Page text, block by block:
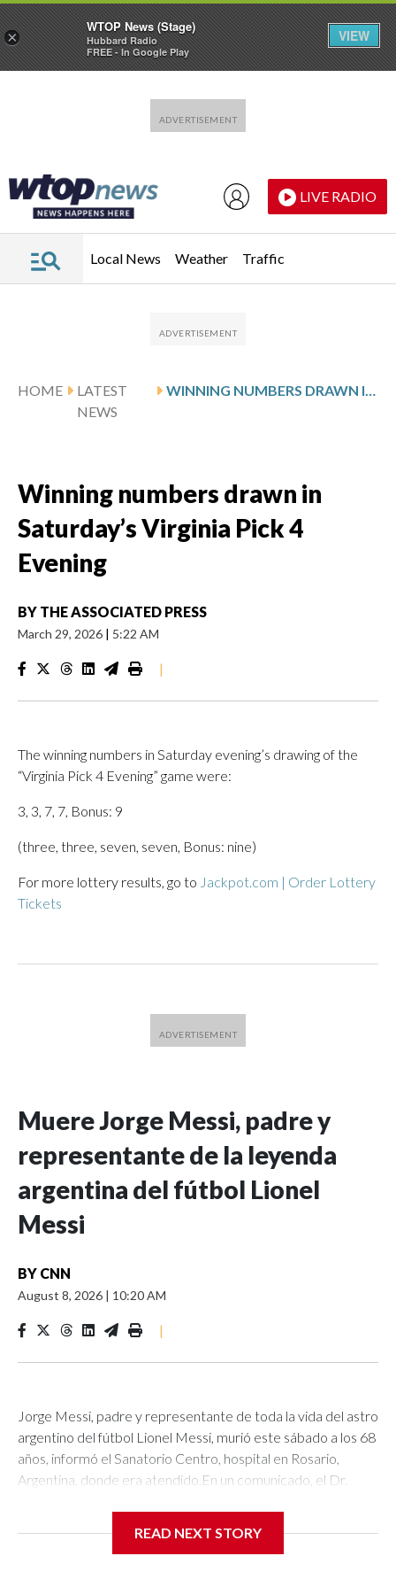
LIVE RADIO
Local News Weather Traffic
HOME
LATEST
NEWS
WINNING NUMBERS DRAWN IN SATURDAY’S VIRGINIA PICK 4 EVENING
Winning numbers drawn in
Saturday’s Virginia Pick 4
Evening
BY THE ASSOCIATED PRESS
March 29, 2026 | 5:22 AM
|
The winning numbers in Saturday evening’s drawing of the
“Virginia Pick 4 Evening” game were:
3, 3, 7, 7, Bonus: 9
(three, three, seven, seven, Bonus: nine)
For more lottery results, go to Jackpot.com | Order Lottery
Tickets
Muere Jorge Messi, padre y
representante de la leyenda
argentina del fútbol Lionel
Messi
BY CNN
August 8, 2026 | 10:20 AM
|
Jorge Messi, padre y representante de toda la vida del astro
argentino del fútbol Lionel Messi, murió este sábado a los 68
años, informó el Sanatorio Centro, hospital en Rosario,
Argentina, donde era atendido.En un comunicado, el Dr.
agregó que no se darían más detalles sobre la muerte por
READ NEXT STORY
×
WTOP News (Stage)
Hubbard Radio
FREE - In Google Play
VIEW